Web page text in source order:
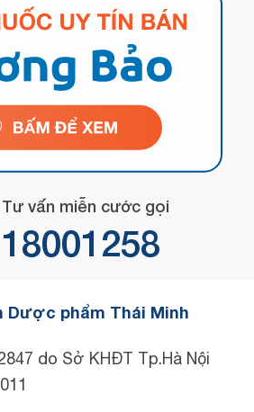
Tư vấn miễn cước gọi
18001258
Dược phẩm Thái Minh
do Sở KHĐT Tp.Hà Nội